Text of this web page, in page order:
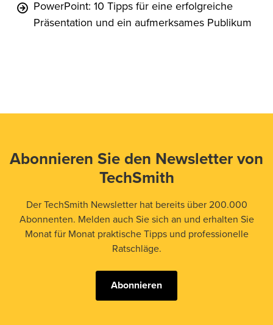
PowerPoint: 10 Tipps für eine erfolgreiche
Präsentation und ein aufmerksames Publikum
Abonnieren Sie den Newsletter von
TechSmith
Der TechSmith Newsletter hat bereits über 200.000
Abonnenten. Melden auch Sie sich an und erhalten Sie
Monat für Monat praktische Tipps und professionelle
Ratschläge.
Abonnieren